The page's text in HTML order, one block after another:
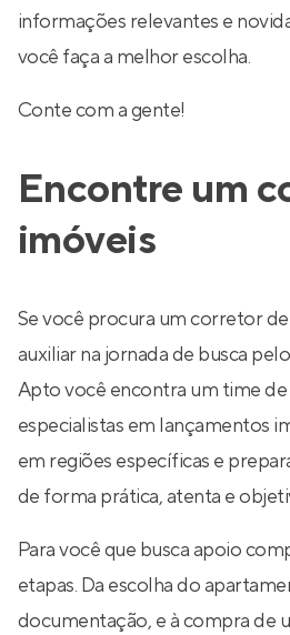
informações relevantes e
você faça a melhor escolha.
Conte com a gente!
Encontre um
imóveis
Se você procura um corretor
auxiliar na jornada de busca
Apto você encontra um time
especialistas em lançamentos
em regiões específicas e
de forma prática, atenta e
Para você que busca apoio
etapas. Da escolha do
documentação, e à compra de